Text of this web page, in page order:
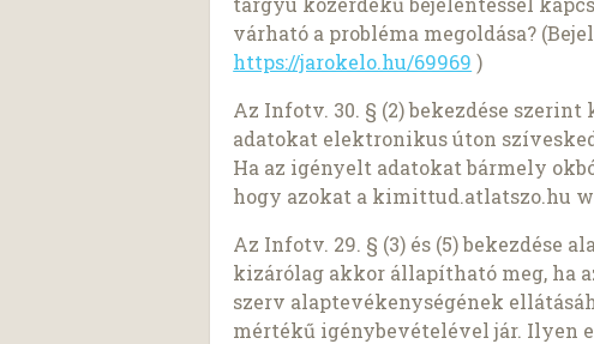
várható a probléma megoldása?
https://jarokelo.hu/69969 )
Az Infotv. 30. § (2) bekezdése
adatokat elektronikus úton
Ha az igényelt adatokat bármely
hogy azokat a kimittud.atlatszo.hu
Az Infotv. 29. § (3) és (5) bekezdése
kizárólag akkor állapítható meg, ha
szerv alaptevékenységének
mértékű igénybevételével jár. Ilyen